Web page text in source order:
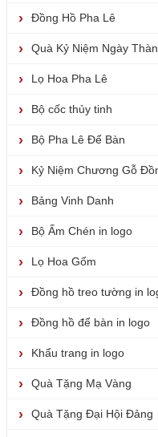
Đồng Hồ Pha Lê
Quà Kỷ Niệm Ngày
Lọ Hoa Pha Lê
Bộ cốc thủy tinh
Bộ Pha Lê Để Bàn
Kỷ Niệm Chương Gỗ
Bảng Vinh Danh
Bộ Ấm Chén in logo
Lọ Hoa Gốm
Đồng hồ treo tường in
Đồng hồ để bàn in logo
Khẩu trang in logo
Quà Tặng Mạ Vàng
Quà Tặng Đại Hội Đảng